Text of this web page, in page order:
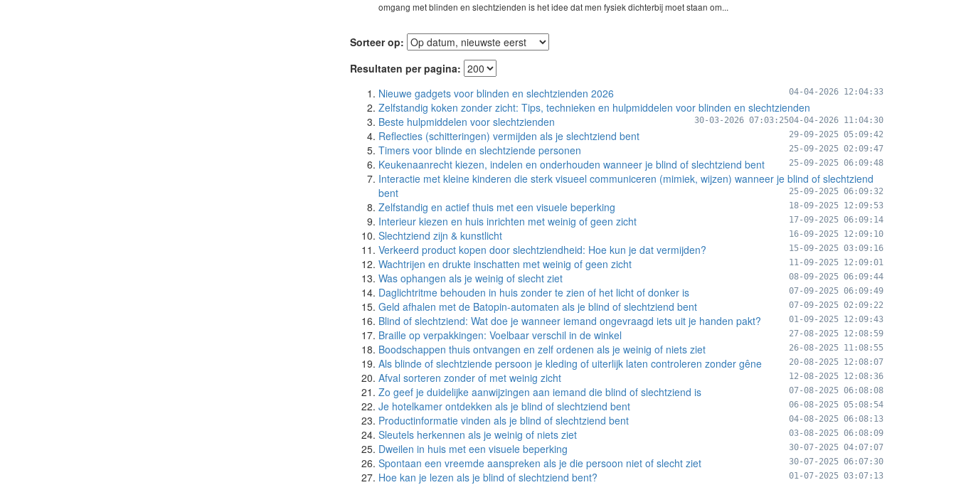
omgang met blinden en slechtzienden is het idee dat men fysiek dichterbij moet staan om...
Sorteer op:
Resultaten per pagina:
Nieuwe gadgets voor blinden en slechtzienden 2026
04-04-2026 12:04:33
Zelfstandig koken zonder zicht: Tips, technieken en hulpmiddelen voor blinden en slechtzienden
04-04-2026 11:04:30
Beste hulpmiddelen voor slechtzienden 30-03-2026 07:03:25
Reflecties (schitteringen) vermijden als je slechtziend bent 29-09-2025 05:09:42
Timers voor blinde en slechtziende personen 25-09-2025 02:09:47
Keukenaanrecht kiezen, indelen en onderhouden wanneer je blind of slechtziend bent 25-09-2025 06:09:48
Interactie met kleine kinderen die sterk visueel communiceren (mimiek, wijzen) wanneer je blind of slechtziend
bent
25-09-2025 06:09:32
Zelfstandig en actief thuis met een visuele beperking 18-09-2025 12:09:53
Interieur kiezen en huis inrichten met weinig of geen zicht 17-09-2025 06:09:14
Slechtziend zijn & kunstlicht 16-09-2025 12:09:10
Verkeerd product kopen door slechtziendheid: Hoe kun je dat vermijden? 15-09-2025 03:09:16
Wachtrijen en drukte inschatten met weinig of geen zicht 11-09-2025 12:09:01
Was ophangen als je weinig of slecht ziet 08-09-2025 06:09:44
Daglichtritme behouden in huis zonder te zien of het licht of donker is 07-09-2025 06:09:49
Geld afhalen met de Batopin-automaten als je blind of slechtziend bent 07-09-2025 02:09:22
Blind of slechtziend: Wat doe je wanneer iemand ongevraagd iets uit je handen pakt? 01-09-2025 12:09:43
Braille op verpakkingen: Voelbaar verschil in de winkel 27-08-2025 12:08:59
Boodschappen thuis ontvangen en zelf ordenen als je weinig of niets ziet 26-08-2025 11:08:55
Als blinde of slechtziende persoon je kleding of uiterlijk laten controleren zonder gêne 20-08-2025 12:08:07
Afval sorteren zonder of met weinig zicht 12-08-2025 12:08:36
Zo geef je duidelijke aanwijzingen aan iemand die blind of slechtziend is 07-08-2025 06:08:08
Je hotelkamer ontdekken als je blind of slechtziend bent 06-08-2025 05:08:54
Productinformatie vinden als je blind of slechtziend bent 04-08-2025 06:08:13
Sleutels herkennen als je weinig of niets ziet 03-08-2025 06:08:09
Dweilen in huis met een visuele beperking 30-07-2025 04:07:07
Spontaan een vreemde aanspreken als je die persoon niet of slecht ziet 30-07-2025 06:07:30
Hoe kan je lezen als je blind of slechtziend bent? 01-07-2025 03:07:13